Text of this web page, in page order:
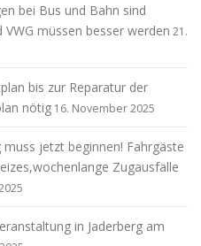
bei Bus und Bahn sind
müssen besser werden 21.
bis zur Reparatur der
nötig 16. November 2025
jetzt beginnen! Fahrgäste
Zugausfälle
in Jaderberg am